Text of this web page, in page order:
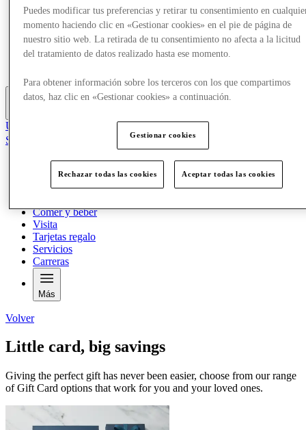
Zona de juegos infantiles
Comer y beber
Visita
Tarjetas regalo
Servicios
Únete al Club
Salvado
Tiendas
¿Qué pasa?
Comer y beber
Visita
Tarjetas regalo
Servicios
Carreras
Más
Volver
Little card, big savings
Giving the perfect gift has never been easier, choose from our range
of Gift Card options that work for you and your loved ones.
Puedes modificar tus preferencias y retirar tu consentimiento en
momento haciendo clic en «Gestionar cookies» en el pie de página de
nuestro sitio web. La retirada de tu consentimiento no afecta a la licitud
del tratamiento de datos realizado hasta ese momento.
Para obtener información sobre los terceros con los que compartimos
datos, haz clic en «Gestionar cookies» a continuación.
Gestionar cookies
Rechazar todas las cookies Aceptar todas las cookies